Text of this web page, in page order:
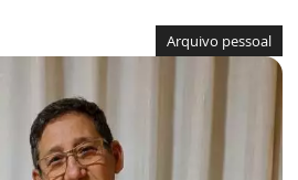
Arquivo pessoal